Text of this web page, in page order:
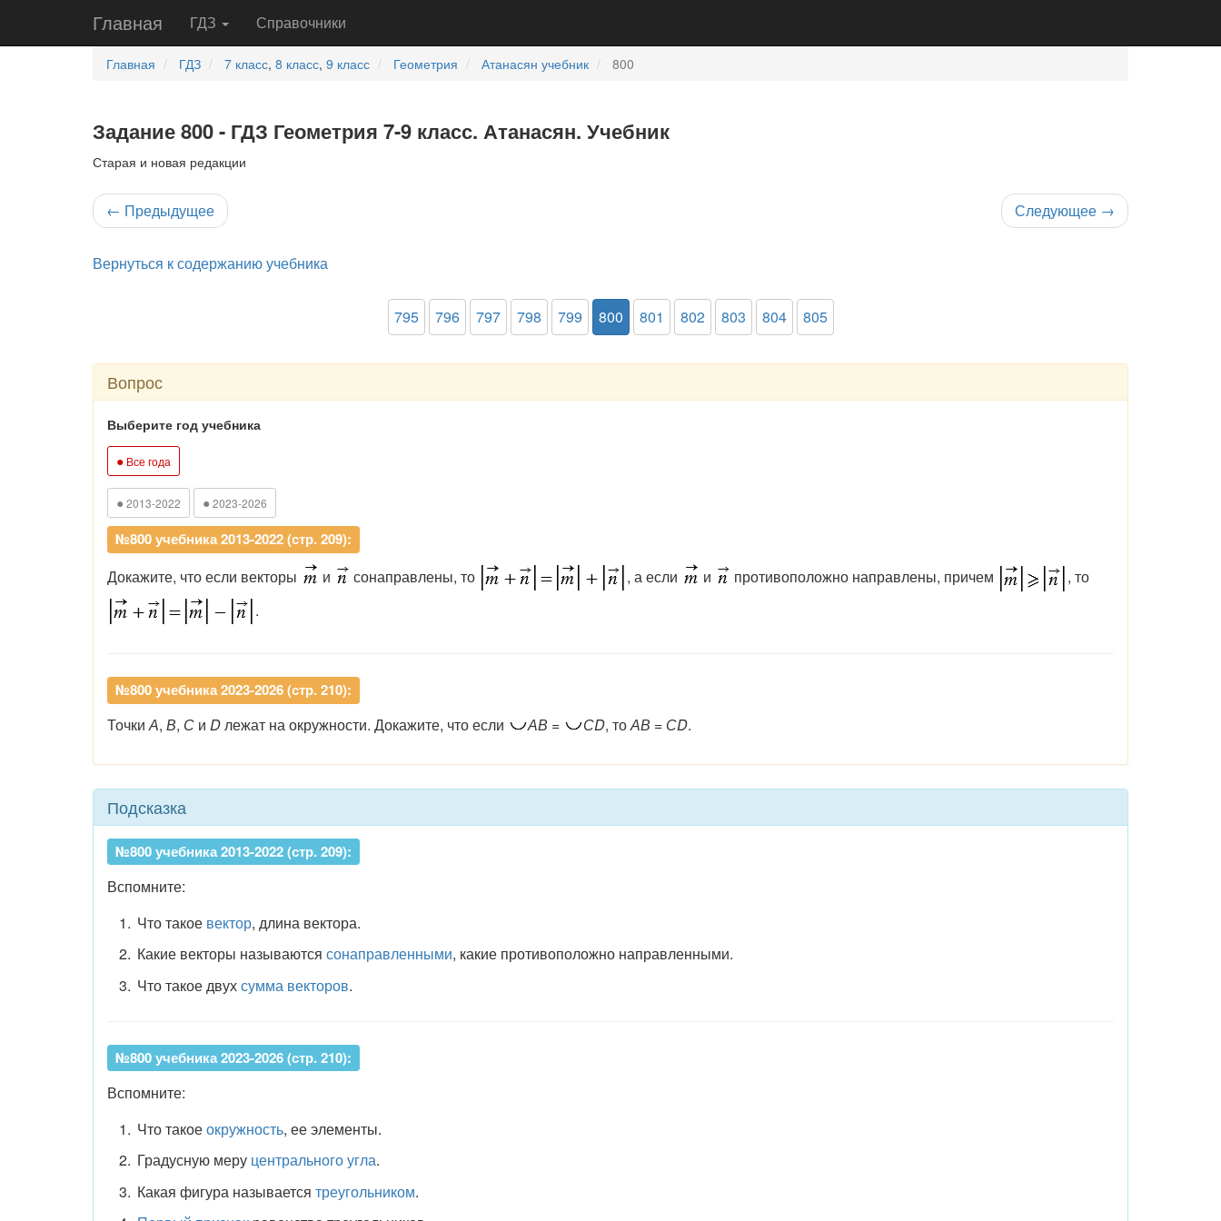
Главная ГДЗ Справочники
Главная ГДЗ 7 класс, 8 класс, 9 класс Геометрия Атанасян учебник 800
Задание 800 - ГДЗ Геометрия 7-9 класс. Атанасян. Учебник
Старая и новая редакции
← Предыдущее Следующее →
Вернуться к содержанию учебника
795 796 797 798 799 800 801 802 803 804 805
Вопрос
Выберите год учебника
● Все года
● 2013-2022 ● 2023-2026
№800 учебника 2013-2022 (стр. 209):
Докажите, что если векторы и сонаправлены, то , а если и противоположно направлены, причем
, то
.
№800 учебника 2023-2026 (стр. 210):
ТочкиА, В, С и Dлежат на окружности. Докажите, что если АВ = СD, тоАВ = СD.
Подсказка
№800 учебника 2013-2022 (стр. 209):
Вспомните:
Что такое вектор, длина вектора.
Какие векторы называются сонаправленными, какие противоположно направленными.
Что такое двухсумма векторов.
№800 учебника 2023-2026 (стр. 210):
Вспомните:
Что такоеокружность, ее элементы.
Градусную меру центрального угла.
Какая фигура называется треугольником.